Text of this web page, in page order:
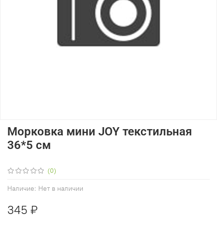
(0)
Наличие: Нет в наличии
Морковка мини JOY текстильная
36*5 см
345 ₽